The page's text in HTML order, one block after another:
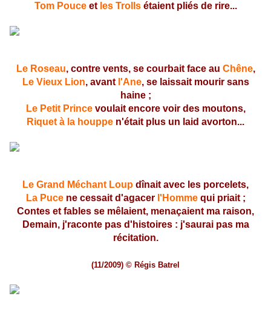
Tom Pouceet les Trollsétaient pliés de rire...
Le Roseau, contre vents, se courbait face au Chêne,
Le Vieux Lion, avant l'Ane, se laissait mourir sans
haine ;
Le Petit Princevoulait encore voir des moutons,
Riquet à la houppe n'était plus un laid avorton...
Le Grand Méchant Loup dînait avec les porcelets,
La Pucene cessait d'agacer l'Hommequi priait ;
Contes et fables se mêlaient, menaçaient ma raison,
Demain, j'raconte pas d'histoires : j'saurai pas ma
récitation.
(11/2009) © Régis Batrel